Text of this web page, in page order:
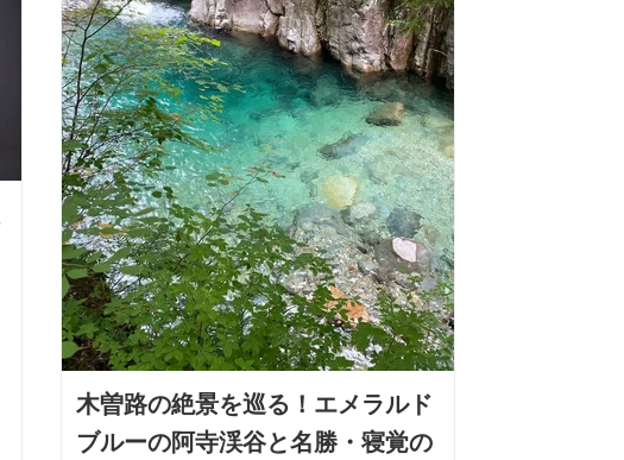
木曽路の絶景を巡る！エメラルド
ブルーの阿寺渓谷と名勝・寝覚の